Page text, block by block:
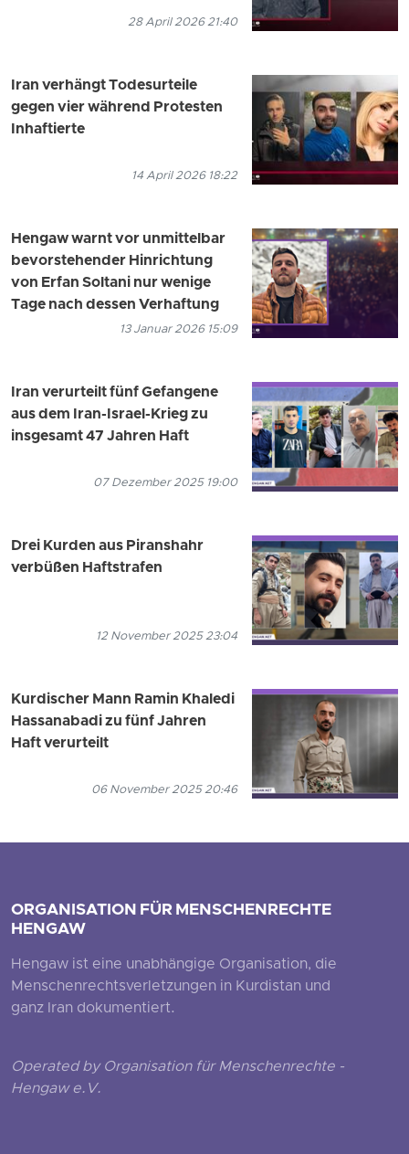
28 April 2026 21:40
Iran verhängt Todesurteile
gegen vier während Protesten
Inhaftierte
14 April 2026 18:22
Hengaw warnt vor unmittelbar
bevorstehender Hinrichtung
von Erfan Soltani nur wenige
Tage nach dessen Verhaftung
13 Januar 2026 15:09
Iran verurteilt fünf Gefangene
aus dem Iran-Israel-Krieg zu
insgesamt 47 Jahren Haft
07 Dezember 2025 19:00
Drei Kurden aus Piranshahr
verbüßen Haftstrafen
12 November 2025 23:04
Kurdischer Mann Ramin Khaledi
Hassanabadi zu fünf Jahren
Haft verurteilt
06 November 2025 20:46
ORGANISATION FÜR MENSCHENRECHTE
HENGAW
Hengaw ist eine unabhängige Organisation, die
Menschenrechtsverletzungen in Kurdistan und
ganz Iran dokumentiert.
Operated by Organisation für Menschenrechte -
Hengaw e.V.